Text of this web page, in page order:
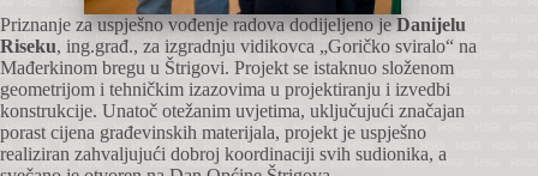
Priznanje za uspješno vođenje radova dodijeljeno jeDanijelu
Riseku, ing.građ., za izgradnju vidikovca „Goričko sviralo“ na
Mađerkinom bregu u Štrigovi. Projekt se istaknuo složenom
geometrijom i tehničkim izazovima u projektiranju i izvedbi
konstrukcije. Unatoč otežanim uvjetima, uključujući značajan
porast cijena građevinskih materijala, projekt je uspješno
realiziran zahvaljujući dobroj koordinaciji svih sudionika, a